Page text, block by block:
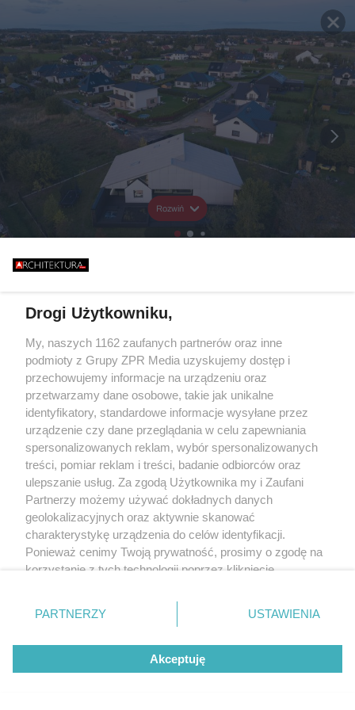
Rozwiń
Drogi Użytkowniku,
My, naszych 1162 zaufanych partnerów oraz inne
podmioty z Grupy ZPR Media uzyskujemy dostęp i
przechowujemy informacje na urządzeniu oraz
przetwarzamy dane osobowe, takie jak unikalne
identyfikatory, standardowe informacje wysyłane przez
urządzenie czy dane przeglądania w celu zapewniania
spersonalizowanych reklam, wybór spersonalizowanych
treści, pomiar reklam i treści, badanie odbiorców oraz
ulepszanie usług. Za zgodą Użytkownika my i Zaufani
Partnerzy możemy używać dokładnych danych
geolokalizacyjnych oraz aktywnie skanować
charakterystykę urządzenia do celów identyfikacji.
Ponieważ cenimy Twoją prywatność, prosimy o zgodę na
korzystanie z tych technologii poprzez kliknięcie
zmienić/wycofać klikając przycisk ustawień prywatności
znajdujący się w lewym dolnym rogu strony
rodzaje przetwarzania danych nie wymagają zgody
użytkownika, ale masz prawo sprzeciwić się takiemu
przetwarzaniu. Preferencje będą miały zastosowanie tylko
PARTNERZY USTAWIENIA
Akceptuję